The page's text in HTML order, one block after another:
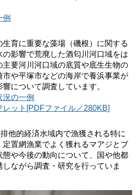
例
育に重要な藻場（磯根）に関する
影響で荒廃した酒匂川河口域をは
主要河川河口域の底質や底生生物の
市や平塚市などの海岸で養浜事業が
について調査しています。
の一例
ット[PDFファイル／280KB]
他的経済水域内で漁獲される特に
定置網漁業でよく獲れるマアジとブ
態や今後の動向について、国や他都
ながら調査・研究を行っていま